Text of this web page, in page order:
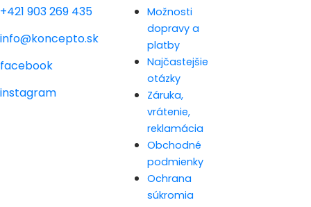
+421 903 269 435
info@koncepto.sk
facebook
instagram
Možnosti
dopravy a
platby
Najčastejšie
otázky
Záruka,
vrátenie,
reklamácia
Obchodné
podmienky
Ochrana
súkromia